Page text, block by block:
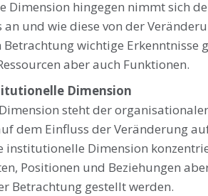
Dimension hingegen nimmt sich
und wie diese von der
wichtige Erkenntnisse
aber auch Funktionen.
Dimension
steht der
dem Einfluss der Veränderung
institutionelle Dimension
Positionen und Beziehungen
Betrachtung gestellt werden.